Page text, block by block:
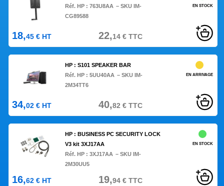
Réf. HP :763U8AA – SKU IM-
CG89588
EN STOCK
18,45 € HT 22,14€TTC
HP : S101 SPEAKER BAR
Réf. HP :5UU40AA – SKU IM-
2M34TT6
EN ARRIVAGE
34,02 € HT 40,82 €TTC
HP : BUSINESS PC SECURITY LOCK
V3 kit 3XJ17AA
Réf. HP :3XJ17AA – SKU IM-
2M30UU5
EN STOCK
16,62 € HT 19,94€TTC